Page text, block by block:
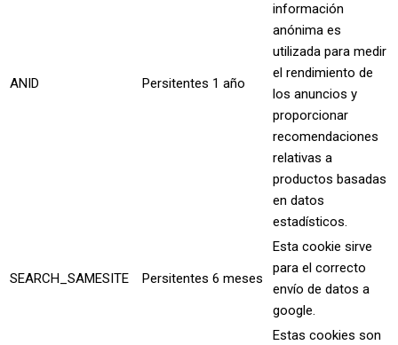
ANID Persitentes 1 año
información
anónima es
utilizada para medir
el rendimiento de
los anuncios y
proporcionar
recomendaciones
relativas a
productos basadas
en datos
estadísticos.
SEARCH_SAMESITE Persitentes 6 meses
Esta cookie sirve
para el correcto
envío de datos a
google.
Estas cookies son